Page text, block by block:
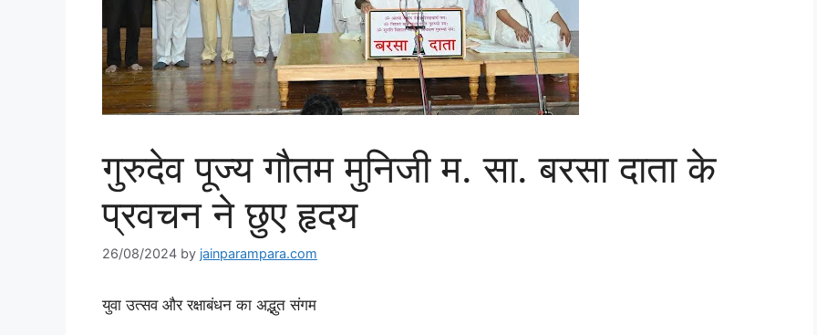
गुरुदेव पूज्य गौतम मुनिजी म. सा. बरसा दाता के
प्रवचन ने छुए हृदय
26/08/2024 by jainparampara.com
युवा उत्सव और रक्षाबंधन का अद्भुत संगम